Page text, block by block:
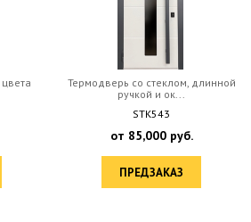
Термодверь со стеклом, длинной
ручкой и ок...
STK543
от 85,000руб.
ПРЕДЗАКАЗ